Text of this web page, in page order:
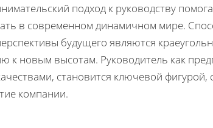
подход к руководству
в современном динамичном мире.
будущего являются
к новым высотам. Руководитель как
становится ключевой фигурой,
компании.